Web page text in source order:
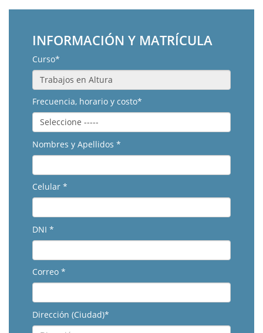
INFORMACIÓN Y MATRÍCULA
Curso*
Frecuencia, horario y costo*
Nombres y Apellidos *
Celular *
DNI *
Correo *
Dirección (Ciudad)*